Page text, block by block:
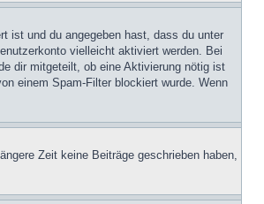
ist und du angegeben hast, dass du unter
vielleicht aktiviert werden. Bei
dir mitgeteilt, ob eine Aktivierung nötig ist
einem Spam-Filter blockiert wurde. Wenn
Zeit keine Beiträge geschrieben haben,